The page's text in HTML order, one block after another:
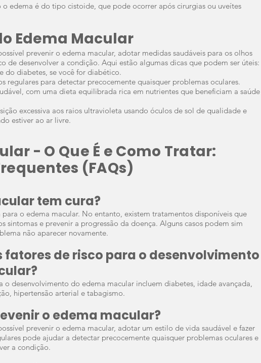
edema é do tipo cistoide, que pode ocorrer após cirurgias ou uveítes
Edema Macular
prevenir o edema macular, adotar medidas saudáveis para os olhos
de desenvolver a condição. Aqui estão algumas dicas que podem ser úteis:
do diabetes, se você for diabético.
regulares para detectar precocemente quaisquer problemas oculares.
com uma dieta equilibrada rica em nutrientes que beneficiam a saúde
excessiva aos raios ultravioleta usando óculos de sol de qualidade e
estiver ao ar livre.
- O Que É e Como Tratar:
(FAQs)
tem cura?
o edema macular. No entanto, existem tratamentos disponíveis que
sintomas e prevenir a progressão da doença. Alguns casos podem sim
não aparecer novamente.
fatores de risco para o desenvolvimento
o desenvolvimento do edema macular incluem diabetes, idade avançada,
hipertensão arterial e tabagismo.
o edema macular?
prevenir o edema macular, adotar um estilo de vida saudável e fazer
pode ajudar a detectar precocemente quaisquer problemas oculares e
a condição.